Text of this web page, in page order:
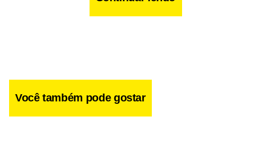
Facebook
WhatsApp
LinkedIn
Twitter
X
Você também pode gostar